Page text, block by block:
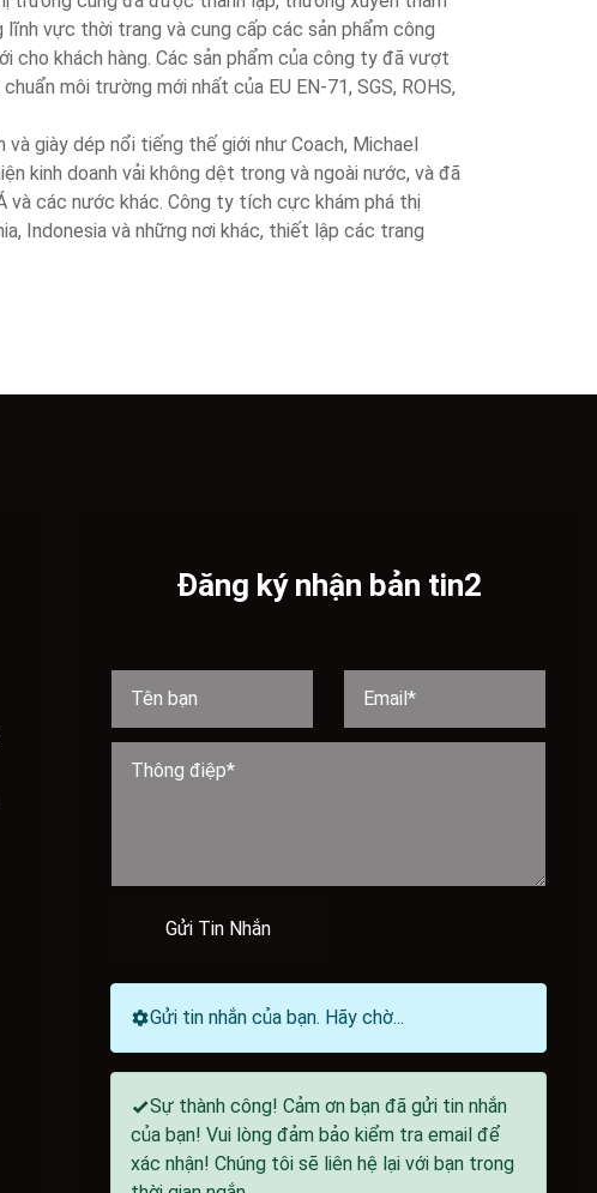
vực thời trang và cung cấp các sản phẩm công
cho khách hàng. Các sản phẩm của công ty đã vượt
môi trường mới nhất của EU EN-71, SGS, ROHS,
giày dép nổi tiếng thế giới như Coach, Michael
kinh doanh vải không dệt trong và ngoài nước, và đã
và các nước khác. Công ty tích cực khám phá thị
Indonesia và những nơi khác, thiết lập các trang
Đăng ký nhận bản tin2
Gửi Tin Nhắn
Gửi tin nhắn của bạn. Hãy chờ...
Sự thành công! Cảm ơn bạn đã gửi tin nhắn
của bạn! Vui lòng đảm bảo kiểm tra email để
xác nhận! Chúng tôi sẽ liên hệ lại với bạn trong